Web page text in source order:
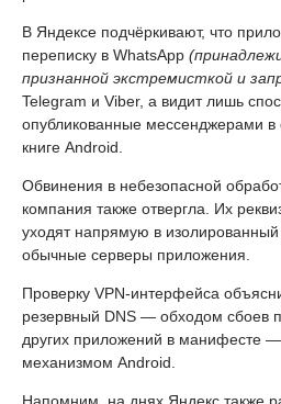
В Яндексе подчёркивают, что
переписку в WhatsApp
признанной экстремисткой и
Telegram и Viber, а видит лишь
опубликованные мессенджерами в
книге Android.
Обвинения в небезопасной
компания также отвергла. Их
уходят напрямую в
обычные серверы приложения.
Проверку VPN-интерфейса
резервный DNS — обходом сбоев
других приложений в манифесте
механизмом Android.
Напомним, на днях Яндекс также